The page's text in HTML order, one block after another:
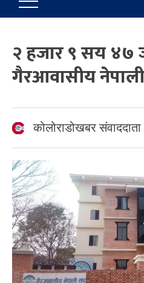
२ हजार ९ सय ४७
गैरआवासीय
कोलोराडोखबर संवाददाता